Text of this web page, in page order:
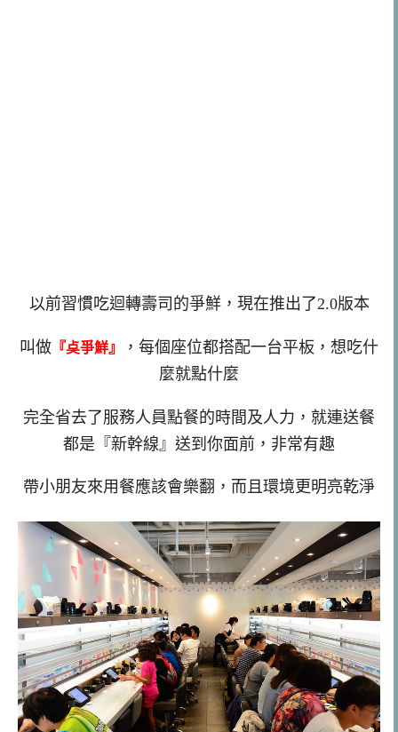
以前習慣吃迴轉壽司的爭鮮，現在推出了2.0版本
叫做 『奌爭鮮』
，每個座位都搭配一台平板，想吃什
麼就點什麼
完全省去了服務人員點餐的時間及人力，就連送餐
都是『新幹線』送到你面前，非常有趣
帶小朋友來用餐應該會樂翻，而且環境更明亮乾淨